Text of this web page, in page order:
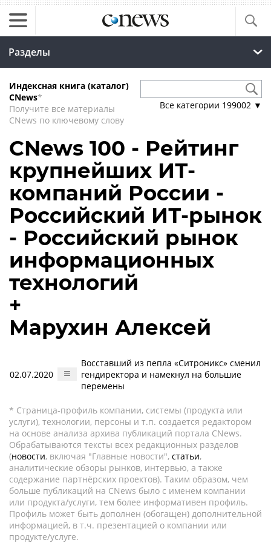
Разделы
Индексная книга (каталог)
CNews*
Получите все материалы
CNews по ключевому слову
Все категории 199002 ▼
CNews 100 - Рейтинг
крупнейших ИТ-
компаний России -
Российский ИТ-рынок
- Российский рынок
информационных
технологий
+
Марухин Алексей
02.07.2020
Восставший из пепла «Ситроникс» сменил
гендиректора и намекнул на большие
перемены
* Страница-профиль компании, системы (продукта или
услуги), технологии, персоны и т.п. создается редактором
на основе анализа архива публикаций портала CNews.
Обрабатываются тексты всех редакционных разделов
(новости, включая "Главные новости", статьи,
аналитические обзоры рынков, интервью, а также
содержание партнёрских проектов). Таким образом, чем
больше публикаций на CNews было с именем компании
или продукта/услуги, тем более информативен профиль.
Профиль может быть дополнен (обогащен) дополнительной
информацией, в т.ч. презентацией о компании или
продукте/услуге.